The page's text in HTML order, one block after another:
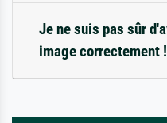
Je ne suis pas sûr
image correctement !